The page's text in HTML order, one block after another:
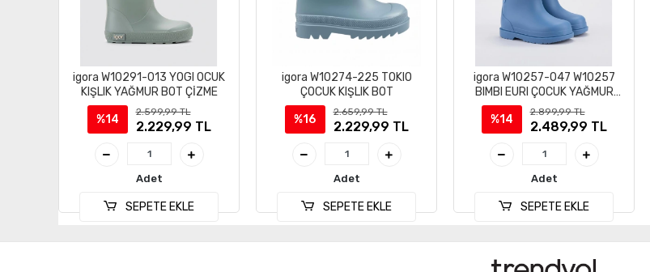
igora W10291-013 YOGI OCUK
KIŞLIK YAĞMUR BOT ÇİZME
%14
2.599,99 TL
2.229,99 TL
Adet
SEPETE EKLE
igora W10274-225 TOKIO
ÇOCUK KIŞLIK BOT
%16
2.659,99 TL
2.229,99 TL
Adet
SEPETE EKLE
igora W10257-047 W10257
BIMBI EURI ÇOCUK YAĞMUR
ÇİZMESi BOTU
%14
2.899,99 TL
2.489,99 TL
Adet
SEPETE EKLE